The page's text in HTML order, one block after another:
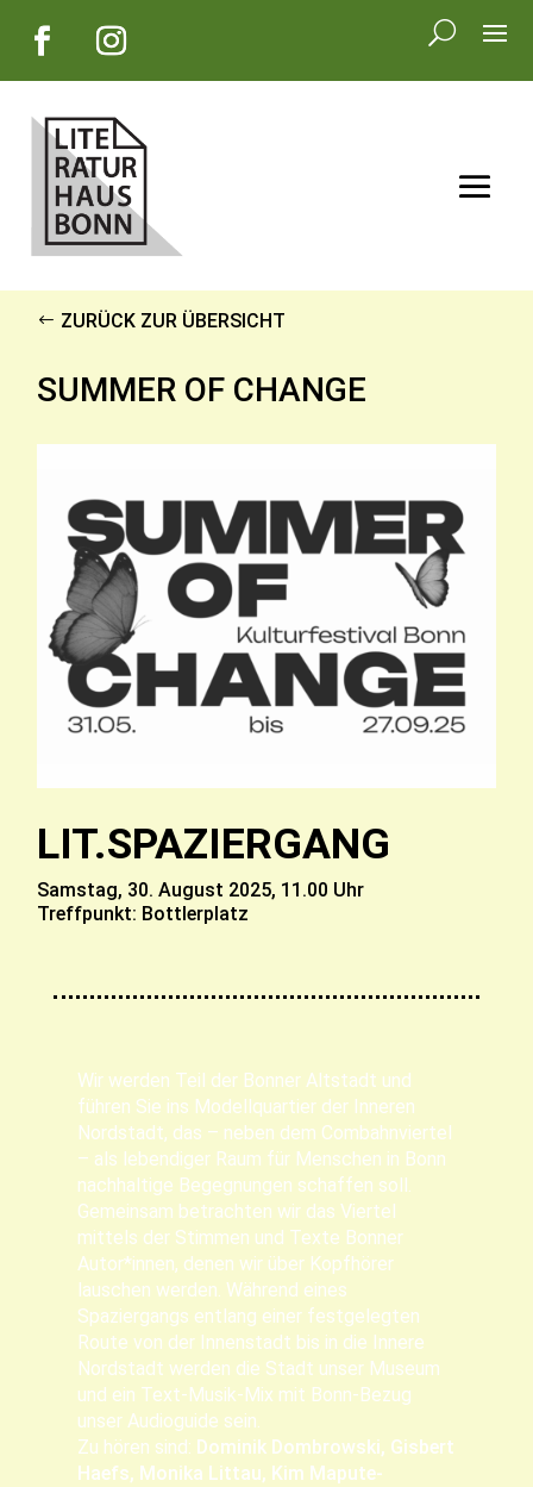
ZURÜCK ZUR ÜBERSICHT
SUMMER OF CHANGE
LIT.SPAZIERGANG
Samstag, 30. August 2025, 11.00 Uhr
Treffpunkt: Bottlerplatz
Wir werden Teil der Bonner Altstadt und
führen Sie ins Modellquartier der Inneren
Nordstadt, das – neben dem Combahnviertel
– als lebendiger Raum für Menschen in Bonn
nachhaltige Begegnungen schaffen soll.
Gemeinsam betrachten wir das Viertel
mittels der Stimmen und Texte Bonner
Autor*innen, denen wir über Kopfhörer
lauschen werden. Während eines
Spaziergangs entlang einer festgelegten
Route von der Innenstadt bis in die Innere
Nordstadt werden die Stadt unser Museum
und ein Text-Musik-Mix mit Bonn-Bezug
unser Audioguide sein.
Zu hören sind: Dominik Dombrowski, Gisbert
Haefs, Monika Littau, Kim Mapute-